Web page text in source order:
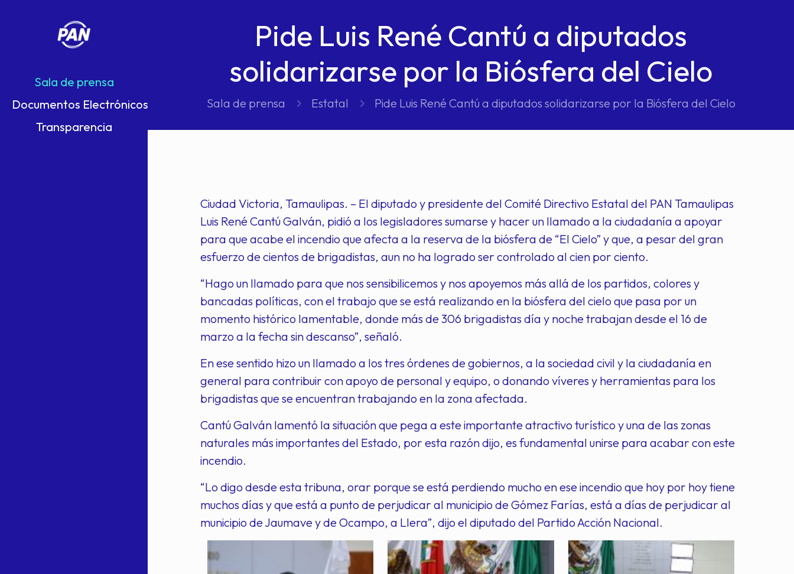
Sala de prensa
Documentos Electrónicos
Transparencia
Pide Luis René Cantú a diputados
solidarizarse por la Biósfera del Cielo
Sala de prensa Estatal Pide Luis René Cantú a diputados solidarizarse por la Biósfera del Cielo
Ciudad Victoria, Tamaulipas. – El diputado y presidente del Comité Directivo Estatal del PAN Tamaulipas
Luis René Cantú Galván, pidió a los legisladores sumarse y hacer un llamado a la ciudadanía a apoyar
para que acabe el incendio que afecta a la reserva de la biósfera de “El Cielo” y que, a pesar del gran
esfuerzo de cientos de brigadistas, aun no ha logrado ser controlado al cien por ciento.
“Hago un llamado para que nos sensibilicemos y nos apoyemos más allá de los partidos, colores y
bancadas políticas, con el trabajo que se está realizando en la biósfera del cielo que pasa por un
momento histórico lamentable, donde más de 306 brigadistas día y noche trabajan desde el 16 de
marzo a la fecha sin descanso”, señaló.
En ese sentido hizo un llamado a los tres órdenes de gobiernos, a la sociedad civil y la ciudadanía en
general para contribuir con apoyo de personal y equipo, o donando víveres y herramientas para los
brigadistas que se encuentran trabajando en la zona afectada.
Cantú Galván lamentó la situación que pega a este importante atractivo turístico y una de las zonas
naturales más importantes del Estado, por esta razón dijo, es fundamental unirse para acabar con este
incendio.
“Lo digo desde esta tribuna, orar porque se está perdiendo mucho en ese incendio que hoy por hoy tiene
muchos días y que está a punto de perjudicar al municipio de Gómez Farías, está a días de perjudicar al
municipio de Jaumave y de Ocampo, a Llera”, dijo el diputado del Partido Acción Nacional.